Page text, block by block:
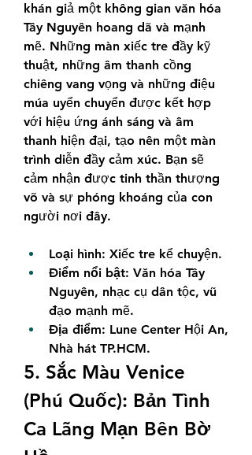
khán giả một không gian văn hóa
Tây Nguyên hoang dã và mạnh
mẽ. Những màn xiếc tre đầy kỹ
thuật, những âm thanh cồng
chiêng vang vọng và những điệu
múa uyển chuyển được kết hợp
với hiệu ứng ánh sáng và âm
thanh hiện đại, tạo nên một màn
trình diễn đầy cảm xúc. Bạn sẽ
cảm nhận được tinh thần thượng
võ và sự phóng khoáng của con
người nơi đây.
Loại hình: Xiếc tre kể chuyện.
Điểm nổi bật: Văn hóa Tây
Nguyên, nhạc cụ dân tộc, vũ
đạo mạnh mẽ.
Địa điểm: Lune Center Hội An,
Nhà hát TP.HCM.
5. Sắc Màu Venice
(Phú Quốc): Bản Tình
Ca Lãng Mạn Bên Bờ